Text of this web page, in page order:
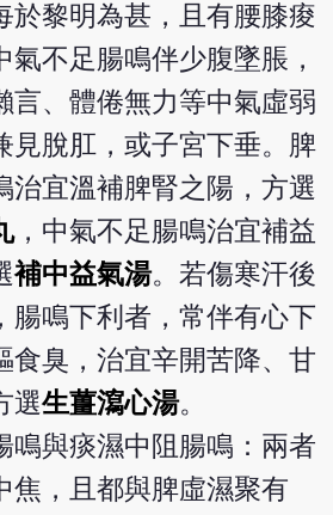
於黎明為甚，且有腰膝痠
氣不足腸鳴伴少腹墜脹，
言、體倦無力等中氣虛弱
見脫肛，或子宮下垂。脾
治宜溫補脾腎之陽，方選
，中氣不足腸鳴治宜補益
補中益氣湯。若傷寒汗後
腸鳴下利者，常伴有心下
食臭，治宜辛開苦降、甘
選生薑瀉心湯。
鳴與痰濕中阻腸鳴：兩者
焦，且都與脾虛濕聚有